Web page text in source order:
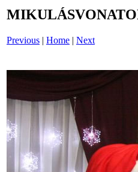
Previous | Home | Next